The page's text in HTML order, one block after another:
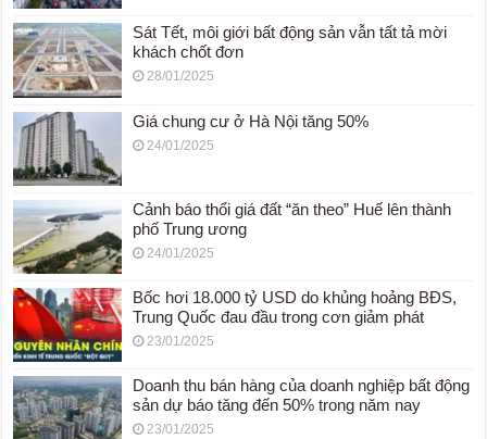
Sát Tết, môi giới bất động sản vẫn tất tả mời
khách chốt đơn
28/01/2025
Giá chung cư ở Hà Nội tăng 50%
24/01/2025
Cảnh báo thổi giá đất “ăn theo” Huế lên thành
phố Trung ương
24/01/2025
Bốc hơi 18.000 tỷ USD do khủng hoảng BĐS,
Trung Quốc đau đầu trong cơn giảm phát
23/01/2025
Doanh thu bán hàng của doanh nghiệp bất động
sản dự báo tăng đến 50% trong năm nay
23/01/2025